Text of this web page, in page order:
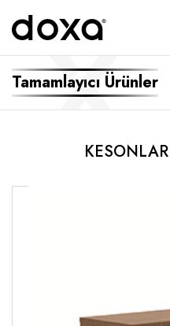
Tamamlayıcı Ürünler